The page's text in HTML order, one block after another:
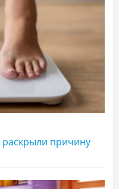
раскрыли причину